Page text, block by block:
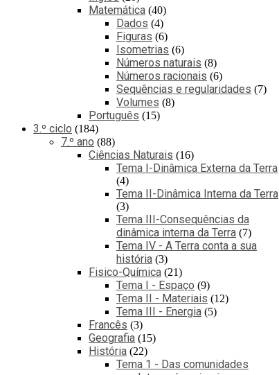
Matemática 40
Dados 4
Figuras 6
Isometrias 6
Números naturais 8
Números racionais 6
Sequências e regularidades 7
Volumes 8
Português 15
3.º ciclo 184
7.º ano 88
Ciências Naturais 16
Tema I-Dinâmica Externa da Terra
4
Tema II-Dinâmica Interna da Terra
3
Tema III-Consequências da
dinâmica interna da Terra 7
Tema IV - A Terra conta a sua
história 3
Fisico-Química 21
Tema I - Espaço 9
Tema II - Materiais 12
Tema III - Energia 5
Francês 3
Geografia 15
História 22
Tema 1 - Das comunidades